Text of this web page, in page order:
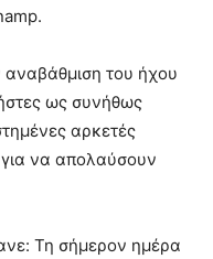
του ήχου
ως συνήθως
αρκετές
να απολαύσουν
Τη σήμερον ημέρα